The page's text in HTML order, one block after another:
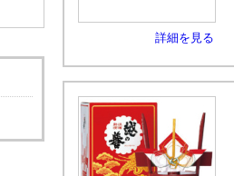
詳細を見る